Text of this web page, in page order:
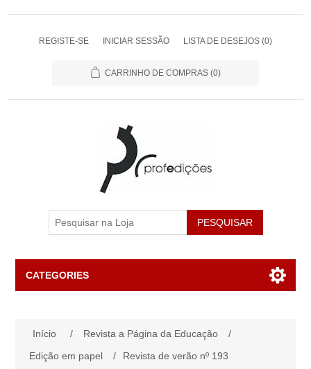
REGISTE-SE INICIAR SESSÃO LISTA DE DESEJOS (0)
CARRINHO DE COMPRAS (0)
PESQUISAR
CATEGORIES
Revista a Página da Educação
Início / Revista a Página da Educação
/
Edição em papel
/ Revista de verão nº 193